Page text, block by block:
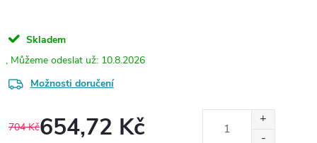
Skladem
10.8.2026
Možnosti doručení
704 Kč654,72 Kč